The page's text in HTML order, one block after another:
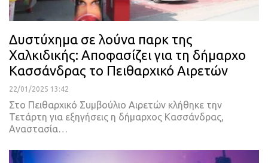
Δυστύχημα σε λούνα παρκ της
Χαλκιδικής: Αποφασίζει για τη δήμαρχο
Κασσάνδρας το Πειθαρχικό Αιρετών
22/01/2025 13:42
Στο Πειθαρχικό Συμβούλιο Αιρετών κλήθηκε την
Τετάρτη για εξηγήσεις η δήμαρχος Κασσάνδρας,
Αναστασία…